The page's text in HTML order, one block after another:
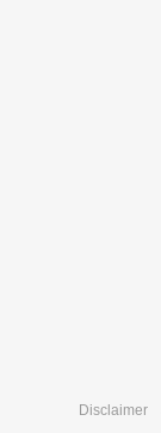
Disclaimer